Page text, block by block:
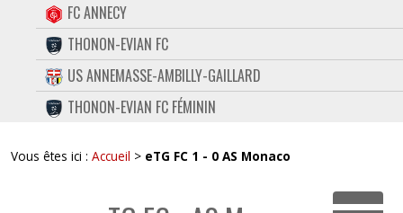
FORUM
CONTACT
FACEBOOK
TWITTER
INSTAGRAM
FC ANNECY
THONON-EVIAN FC
US ANNEMASSE-AMBILLY-GAILLARD
THONON-EVIAN FC FÉMININ
Vous êtes ici : Accueil > eTG FC 1 - 0 AS Monaco